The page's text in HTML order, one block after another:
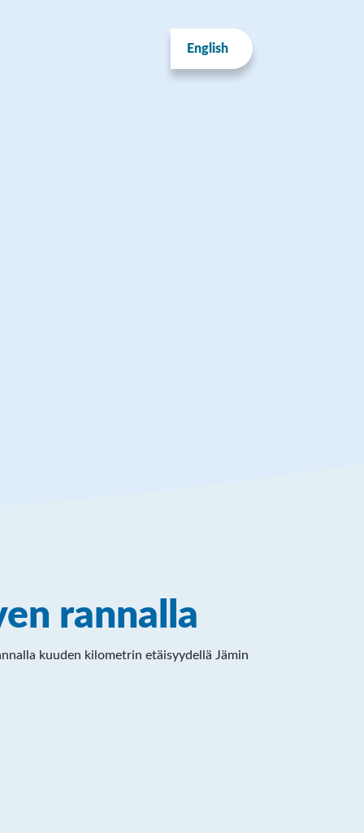
English
rannalla
kuuden kilometrin etäisyydellä Jämin